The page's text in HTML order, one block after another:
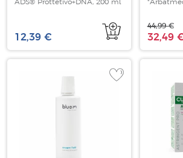
12,39 € 32,49
44,99 €